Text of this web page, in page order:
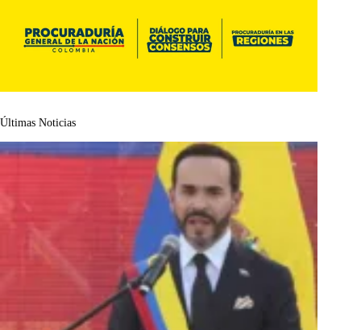
Últimas Noticias